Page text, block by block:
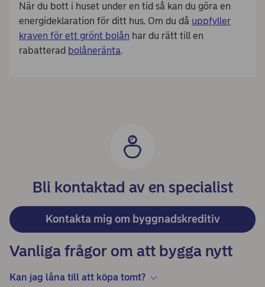
När du bott i huset under en tid så kan du göra en
energideklaration för ditt hus. Om du då uppfyller
kraven för ett grönt bolån har du rätt till en
rabatterad bolåneränta.
Bli kontaktad av en specialist
Kontakta mig om byggnadskreditiv
Vanliga frågor om att bygga nytt
Kan jag låna till att köpa tomt?